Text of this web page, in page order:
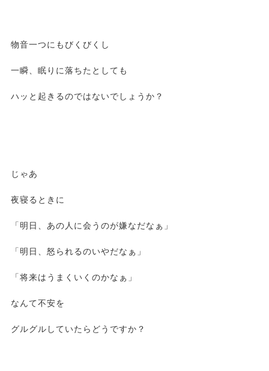
物音一つにもびくびくし
一瞬、眠りに落ちたとしても
ハッと起きるのではないでしょうか？
じゃあ
夜寝るときに
「明日、あの人に会うのが嫌なだなぁ」
「明日、怒られるのいやだなぁ」
「将来はうまくいくのかなぁ」
なんて不安を
グルグルしていたらどうですか？